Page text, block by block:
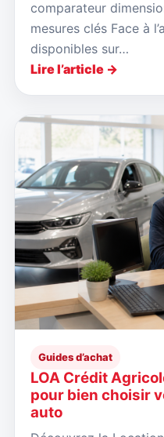
comparateur
mesures clés Face à
disponibles sur…
Lire l’article →
Guides d’achat
LOA Crédit
pour bien choisir
auto